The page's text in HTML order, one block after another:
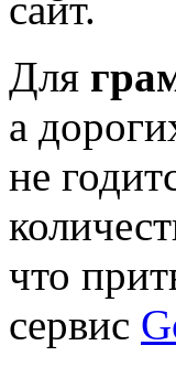
сайт.
Для
а
не
что
сервис